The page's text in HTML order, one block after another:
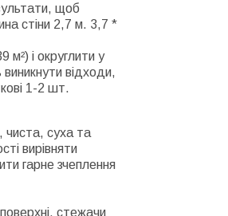
щоб
стіни 2,7 м. 3,7 *
і округлити у
відходи,
1-2 шт.
чиста, суха та
вирівняти
гарне зчеплення
стежачи